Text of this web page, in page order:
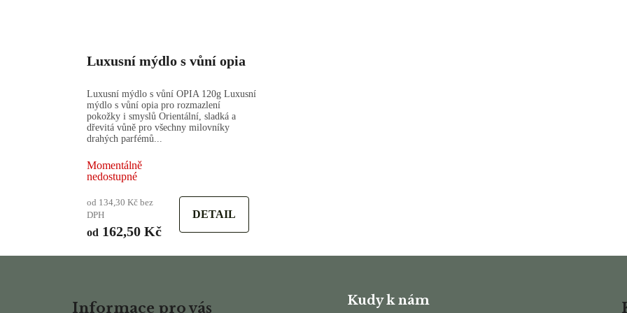
Luxusní mýdlo s vůní opia
Luxusní mýdlo s vůní OPIA 120g Luxusní
mýdlo s vůní opia pro rozmazlení
pokožky i smyslů Orientální, sladká a
dřevitá vůně pro všechny milovníky
drahých parfémů...
Momentálně
nedostupné
od 134,30 Kč bez
DPH
od 162,50 Kč
DETAIL
Informace pro vás Kudy k nám